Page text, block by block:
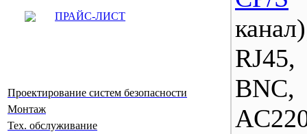
ПРАЙС-ЛИСТ
Проектирование систем безопасности
Монтаж
Тех. обслуживание